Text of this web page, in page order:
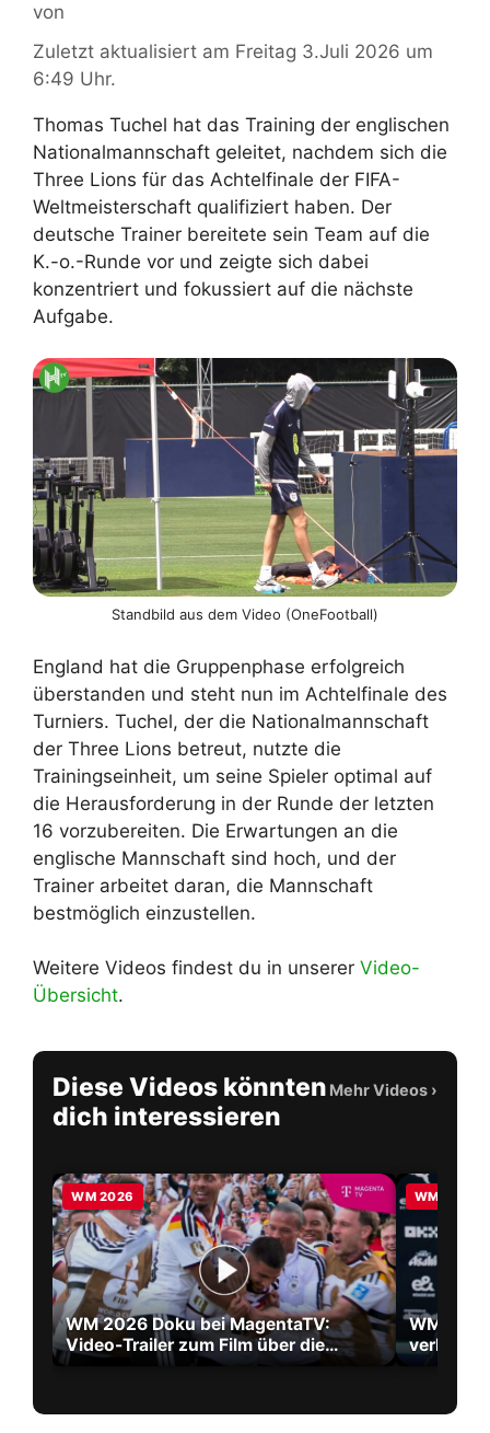
von
Zuletzt aktualisiert am Freitag 3.Juli 2026 um
6:49 Uhr.
Thomas Tuchel hat das Training der englischen
Nationalmannschaft geleitet, nachdem sich die
Three Lions für das Achtelfinale der FIFA-
Weltmeisterschaft qualifiziert haben. Der
deutsche Trainer bereitete sein Team auf die
K.-o.-Runde vor und zeigte sich dabei
konzentriert und fokussiert auf die nächste
Aufgabe.
Standbild aus dem Video (OneFootball)
England hat die Gruppenphase erfolgreich
überstanden und steht nun im Achtelfinale des
Turniers. Tuchel, der die Nationalmannschaft
der Three Lions betreut, nutzte die
Trainingseinheit, um seine Spieler optimal auf
die Herausforderung in der Runde der letzten
16 vorzubereiten. Die Erwartungen an die
englische Mannschaft sind hoch, und der
Trainer arbeitet daran, die Mannschaft
bestmöglich einzustellen.
Weitere Videos findest du in unserer Video-
Übersicht.
Diese Videos könnten
dich interessieren
Mehr Videos ›
WM 2026
WM 2026 Doku bei MagentaTV:
Video-Trailer zum Film über die
größte WM aller Zeiten
WM 2026
WM